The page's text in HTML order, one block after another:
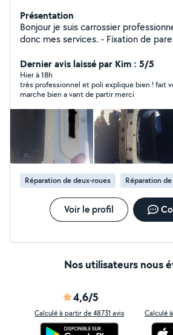
Présentation
Bonjour je suis carrossier
donc mes services. - Fixation de
vitre/porte - Changement de plaque - Changement
d'ampoules/phare - Changement
plafond - Teinte des vitres - Démontage de pare choc
et changement d'éléments -
N'hésitez pas à m'envoyer un
Dernier avis laissé par Kim : 5/5
Hier à 18h
très professionnel et poli explique bien ! fait vérifier que cela
marche bien a vant de partir merci
Réparation de deux-roues Réparation
Voir le profil
Nos utilisateurs nous
4,6/5
Calculé à partir de 48731 avis Calculé